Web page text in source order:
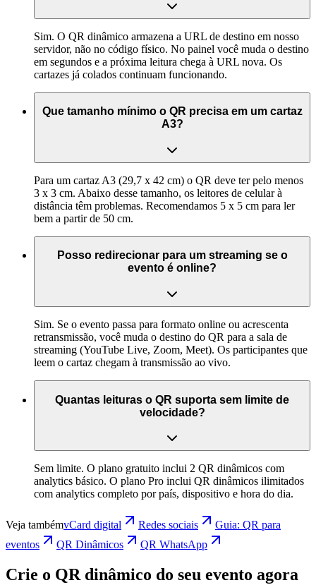
Sim. O QR dinâmico armazena a URL de destino em nosso
servidor, não no código físico. No painel você muda o destino
em segundos e a próxima leitura chega à URL nova. Os
cartazes já colados continuam funcionando.
Que tamanho mínimo o QR precisa em um cartaz
A3?
Para um cartaz A3 (29,7 x 42 cm) o QR deve ter pelo menos
3 x 3 cm. Abaixo desse tamanho, os leitores de celular à
distância têm problemas. Recomendamos 5 x 5 cm para ler
bem a partir de 50 cm.
Posso redirecionar para um streaming se o
evento é online?
Sim. Se o evento passa para formato online ou acrescenta
retransmissão, você muda o destino do QR para a sala de
streaming (YouTube Live, Zoom, Meet). Os participantes que
leem o cartaz chegam à transmissão ao vivo.
Quantas leituras o QR suporta sem limite de
velocidade?
Sem limite. O plano gratuito inclui 2 QR dinâmicos com
analytics básico. O plano Pro inclui QR dinâmicos ilimitados
com analytics completo por país, dispositivo e hora do dia.
Veja tambémvCard digital Redes sociais
Guia: QR para
eventos
QR Dinâmicos QR WhatsApp
Crie o QR dinâmico do seu evento agora